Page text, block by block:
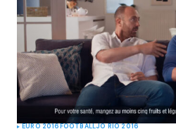
Your E-mail*
Submit Comment
EURO 2016FOOTBALLJO RIO 2016